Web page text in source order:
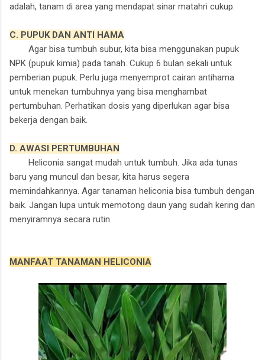
adalah, tanam di area yang mendapat sinar matahri cukup.
C. PUPUK DAN ANTI HAMA
Agar bisa tumbuh subur, kita bisa menggunakan pupuk
NPK (pupuk kimia) pada tanah. Cukup 6 bulan sekali untuk
pemberian pupuk. Perlu juga menyemprot cairan antihama
untuk menekan tumbuhnya yang bisa menghambat
pertumbuhan. Perhatikan dosis yang diperlukan agar bisa
bekerja dengan baik.
D. AWASI PERTUMBUHAN
Heliconia sangat mudah untuk tumbuh. Jika ada tunas
baru yang muncul dan besar, kita harus segera
memindahkannya. Agar tanaman heliconia bisa tumbuh dengan
baik. Jangan lupa untuk memotong daun yang sudah kering dan
menyiramnya secara rutin.
MANFAAT TANAMAN HELICONIA